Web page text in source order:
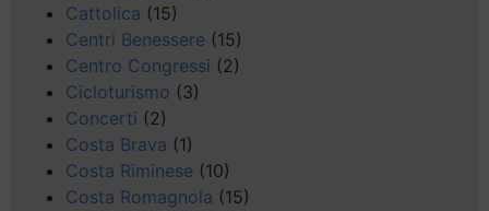
Cattolica (15)
Centri Benessere (15)
Centro Congressi (2)
Cicloturismo (3)
Concerti (2)
Costa Brava (1)
Costa Riminese (10)
Costa Romagnola (15)